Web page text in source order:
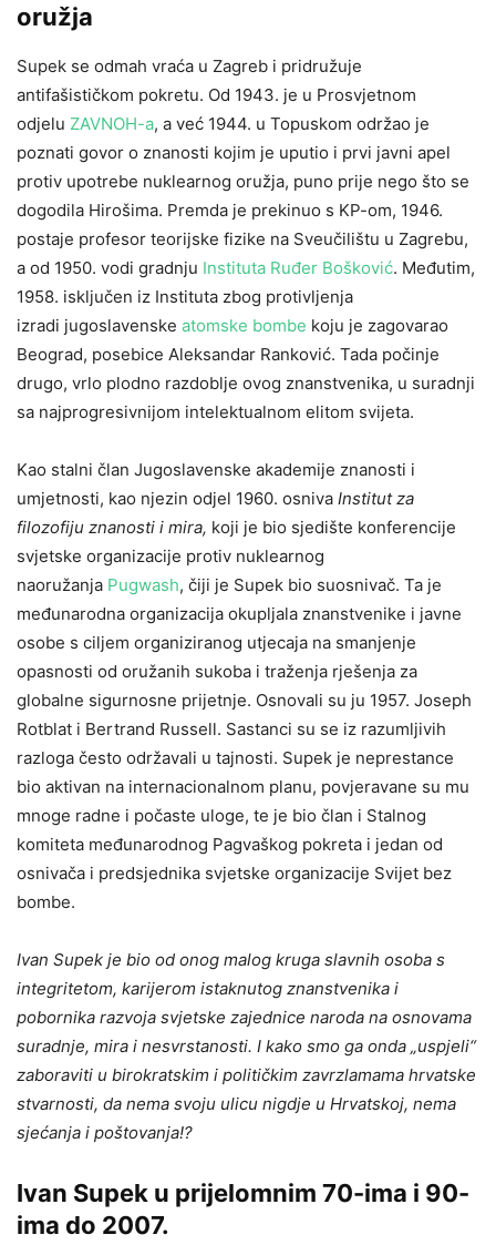
oružja
Supek se odmah vraća u Zagreb i pridružuje
antifašističkom pokretu. Od 1943. je u Prosvjetnom
odjelu ZAVNOH-a, a već 1944. u Topuskom održao je
poznati govor o znanosti kojim je uputio i prvi javni apel
protiv upotrebe nuklearnog oružja, puno prije nego što se
dogodila Hirošima. Premda je prekinuo s KP-om, 1946.
postaje profesor teorijske fizike na Sveučilištu u Zagrebu,
a od 1950. vodi gradnju Instituta Ruđer Bošković. Međutim,
1958. isključen iz Instituta zbog protivljenja
izradi jugoslavenske atomske bombe koju je zagovarao
Beograd, posebice Aleksandar Ranković. Tada počinje
drugo, vrlo plodno razdoblje ovog znanstvenika, u suradnji
sa najprogresivnijom intelektualnom elitom svijeta.
Kao stalni član Jugoslavenske akademije znanosti i
umjetnosti, kao njezin odjel 1960. osniva Institut za
filozofiju znanosti i mira, koji je bio sjedište konferencije
svjetske organizacije protiv nuklearnog
naoružanja Pugwash, čiji je Supek bio suosnivač. Ta je
međunarodna organizacija okupljala znanstvenike i javne
osobe s ciljem organiziranog utjecaja na smanjenje
opasnosti od oružanih sukoba i traženja rješenja za
globalne sigurnosne prijetnje. Osnovali su ju 1957. Joseph
Rotblat i Bertrand Russell. Sastanci su se iz razumljivih
razloga često održavali u tajnosti. Supek je neprestance
bio aktivan na internacionalnom planu, povjeravane su mu
mnoge radne i počaste uloge, te je bio član i Stalnog
komiteta međunarodnog Pagvaškog pokreta i jedan od
osnivača i predsjednika svjetske organizacije Svijet bez
bombe.
Ivan Supek je bio od onog malog kruga slavnih osoba s
integritetom, karijerom istaknutog znanstvenika i
pobornika razvoja svjetske zajednice naroda na osnovama
suradnje, mira i nesvrstanosti. I kako smo ga onda „uspjeli“
zaboraviti u birokratskim i političkim zavrzlamama hrvatske
stvarnosti, da nema svoju ulicu nigdje u Hrvatskoj, nema
sjećanja i poštovanja!?
Ivan Supek u prijelomnim 70-ima i 90-
ima do 2007.